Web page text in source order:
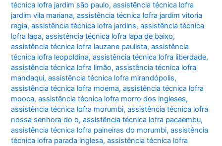
técnica lofra jardim são paulo,assistência técnica lofra
jardim vila mariana,assistência técnica lofra jardim vitoria
regia,assistência técnica lofra jardins,assistência técnica
lofra lapa,assistência técnica lofra lapa de baixo,
assistência técnica lofra lauzane paulista,assistência
técnica lofra leopoldina,assistência técnica lofra liberdade,
assistência técnica lofra limão,assistência técnica lofra
mandaqui,assistência técnica lofra mirandópolis,
assistência técnica lofra moema,assistência técnica lofra
mooca,assistência técnica lofra morro dos ingleses,
assistência técnica lofra morumbi,assistência técnica lofra
nossa senhora do o,assistência técnica lofra pacaembu,
assistência técnica lofra paineiras do morumbi,assistência
técnica lofra parada inglesa,assistência técnica lofra